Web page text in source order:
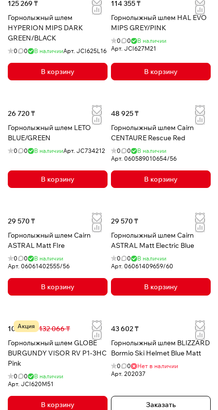
125 269 ₸
Горнолыжный шлем
HYPERION MIPS DARK
GREEN/BLACK
0 0 В наличииАрт. JCI625L16
В корзину
114 355 ₸
Горнолыжный шлем HAL EVO
MIPS GREY/PINK
0 0
В наличии
Арт. JCI627M21
В корзину
26 720 ₸
Горнолыжный шлем LETO
BLUE/GREEN
0 0 В наличииАрт. JC734212
В корзину
48 925 ₸
Горнолыжный шлем Cairn
CENTAURE Rescue Red
0 0
В наличии
Арт. 060589010654/56
В корзину
29 570 ₸
Горнолыжный шлем Cairn
ASTRAL Matt FIre
0 0
В наличии
Арт. 06061402555/56
В корзину
29 570 ₸
Горнолыжный шлем Cairn
ASTRAL Matt Electric Blue
0 0
В наличии
Арт. 06061409659/60
В корзину
Акция
103 097 ₸132 066 ₸
Горнолыжный шлем GLOBE
BURGUNDY VISOR RV P1-3HC
Pink
0 0
В наличии
Арт. JCI620M51
В корзину
43 602 ₸
Горнолыжный шлем BLIZZARD
Bormio Ski Helmet Blue Matt
0 0
Нет в наличии
Арт. 202037
Заказать